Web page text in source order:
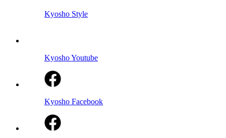
Kyosho Style
Kyosho Youtube
Kyosho Facebook